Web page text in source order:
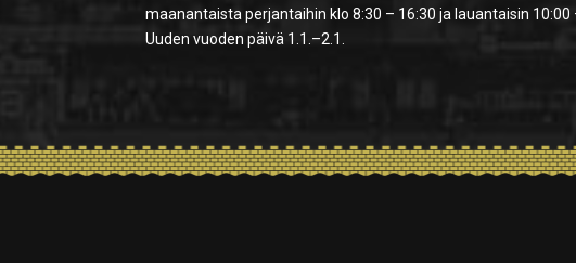
maanantaista perjantaihin klo 8:30 – 16:30 ja lauantaisin
Uuden vuoden päivä 1.1.–2.1.